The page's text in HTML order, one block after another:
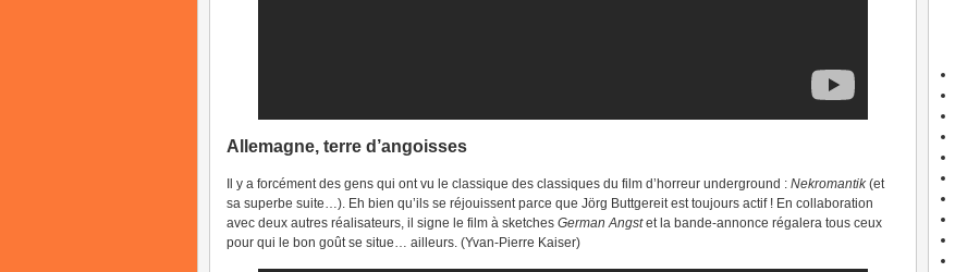
Allemagne, terre d’angoisses
Il y a forcément des gens qui ont vu le classique des classiques du film d’horreur underground : Nekromantik(et
sa superbe suite…). Eh bien qu’ils se réjouissent parce que Jörg Buttgereit est toujours actif ! En collaboration
avec deux autres réalisateurs, il signe le film à sketches German Angstet la bande-annonce régalera tous ceux
pour qui le bon goût se situe… ailleurs. (Yvan-Pierre Kaiser)